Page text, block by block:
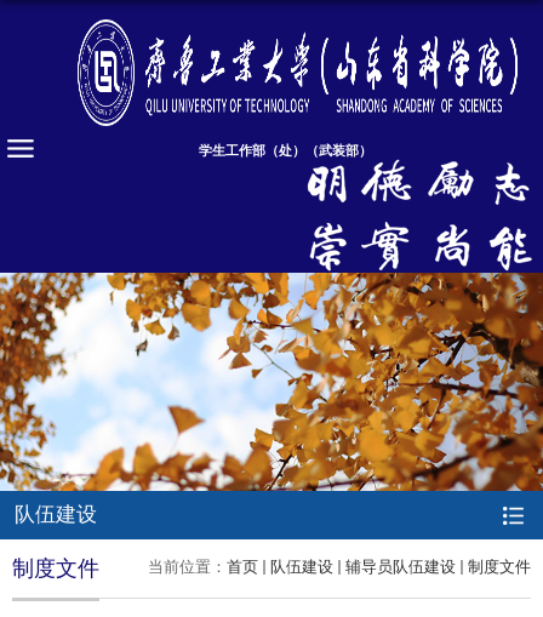
学生工作部（处）（武装部）
队伍建设
当前位置： 首页 队伍建设 辅导员队伍建设 制度文件
制度文件